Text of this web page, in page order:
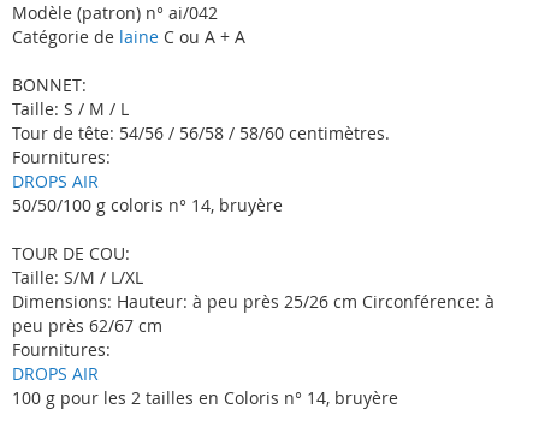
Modèle (patron) n° ai/042
Catégorie de laine C ou A + A
BONNET:
Taille: S / M / L
Tour de tête: 54/56 / 56/58 / 58/60 centimètres.
Fournitures:
DROPS AIR
50/50/100 g coloris n° 14, bruyère
TOUR DE COU:
Taille: S/M / L/XL
Dimensions: Hauteur: à peu près 25/26 cm Circonférence: à
peu près 62/67 cm
Fournitures:
DROPS AIR
100 g pour les 2 tailles en Coloris n° 14, bruyère